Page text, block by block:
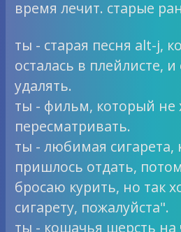
время лечит. старые
ты - старая песня alt-j,
осталась в плейлисте, и
удалять.
ты - фильм, который не
пересматривать.
ты - любимая сигарета,
пришлось отдать,
бросаю курить, но так
сигарету, пожалуйста".
ты - кошачья шерсть